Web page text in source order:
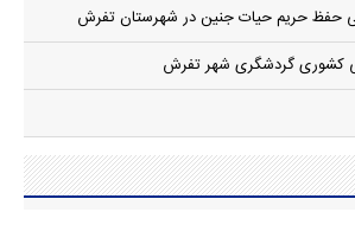
حفظ حریم حیات جنین در شهرستان تفرش
کشوری گردشگری شهر تفرش